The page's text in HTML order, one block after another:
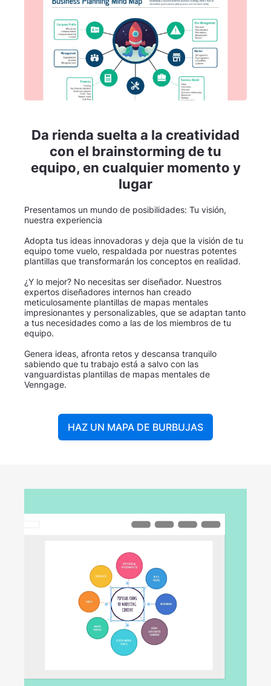
Da rienda suelta a la creatividad
con el brainstorming de tu
equipo, en cualquier momento y
lugar
Presentamos un mundo de posibilidades: Tu visión,
nuestra experiencia
Adopta tus ideas innovadoras y deja que la visión de tu
equipo tome vuelo, respaldada por nuestras potentes
plantillas que transformarán los conceptos en realidad.
¿Y lo mejor? No necesitas ser diseñador. Nuestros
expertos diseñadores internos han creado
meticulosamente plantillas de mapas mentales
impresionantes y personalizables, que se adaptan tanto
a tus necesidades como a las de los miembros de tu
equipo.
Genera ideas, afronta retos y descansa tranquilo
sabiendo que tu trabajo está a salvo con las
vanguardistas plantillas de mapas mentales de
Venngage.
HAZ UN MAPA DE BURBUJAS